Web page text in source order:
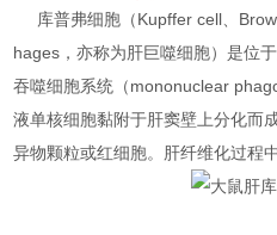
库普弗细胞（Kupffer cell、
hages，亦称为肝巨噬细胞）是位
吞噬细胞系统（mononuclear
液单核细胞黏附于肝窦壁上分化而
异物颗粒或红细胞。肝纤维化过程